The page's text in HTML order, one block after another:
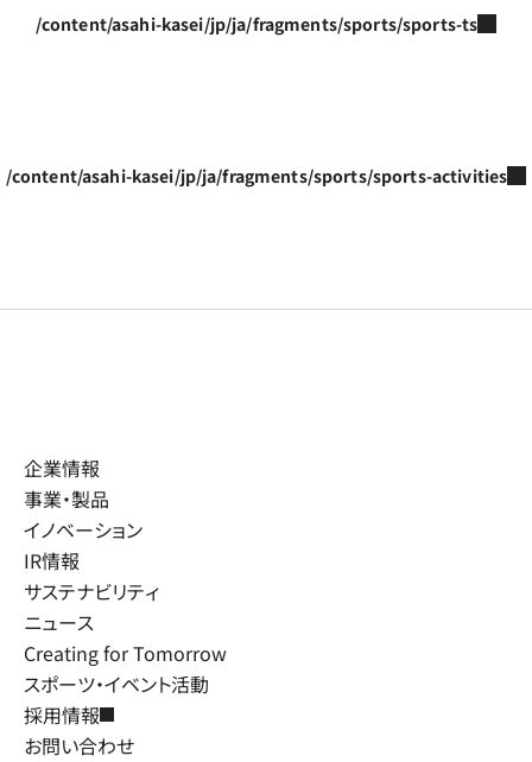
/content/asahi-kasei/jp/ja/fragments/sports/sports-ts
/content/asahi-kasei/jp/ja/fragments/sports/sports-activities
企業情報
事業・製品
イノベーション
IR情報
サステナビリティ
ニュース
Creating for Tomorrow
スポーツ・イベント活動
採用情報
お問い合わせ